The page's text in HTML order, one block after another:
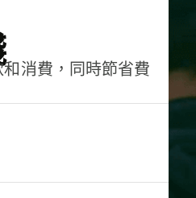
消費，同時節省費